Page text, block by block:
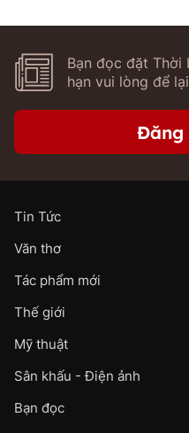
Bạn đọc đặt Thời
hạn vui lòng để
Đăng
Tin Tức
Văn thơ
Tác phẩm mới
Thế giới
Mỹ thuật
Sân khấu - Điện ảnh
Bạn đọc